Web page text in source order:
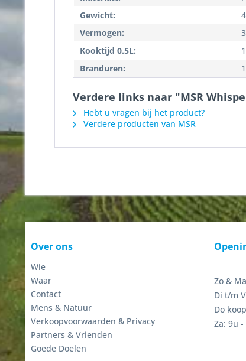
Gewicht:
Vermogen:
Kooktijd 0.5L:
Branduren:
Verdere links naar "MSR
Hebt u vragen bij het product?
Verdere producten van MSR
Over ons
Wie
Waar
Contact
Mens & Natuur
Verkoopvoorwaarden & Privacy
Partners & Vrienden
Goede Doelen
Zo &
Di t/m
Do
Za: 9u -